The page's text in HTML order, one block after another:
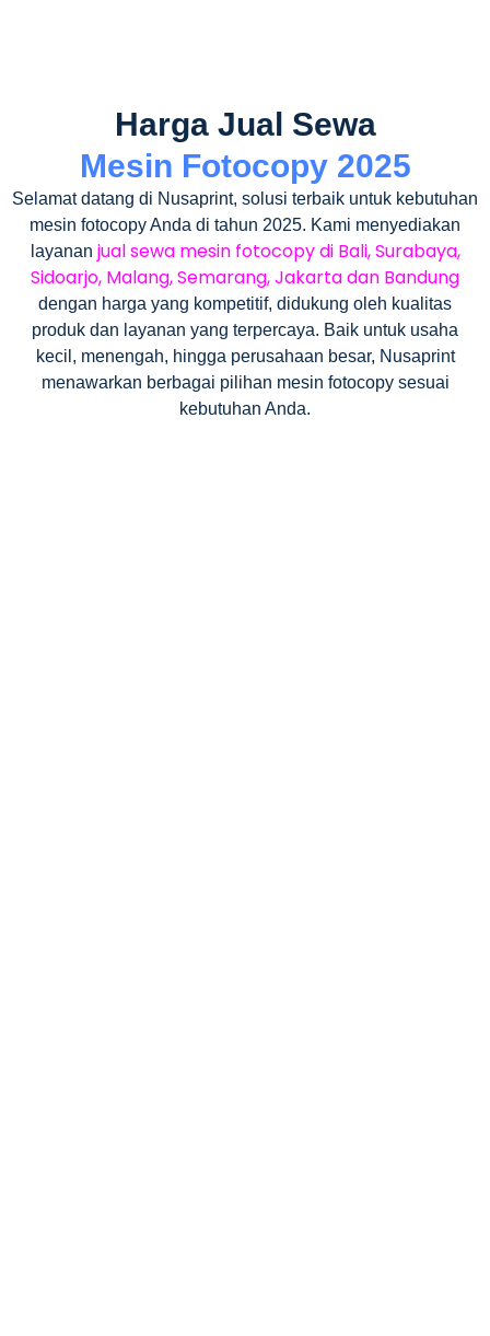
Harga Jual Sewa
Mesin Fotocopy 2025
Selamat datang di Nusaprint, solusi terbaik untuk kebutuhan
mesin fotocopy Anda di tahun 2025. Kami menyediakan
layanan jual sewa mesin fotocopy di Bali, Surabaya,
Sidoarjo, Malang, Semarang, Jakarta dan Bandung
dengan harga yang kompetitif, didukung oleh kualitas
produk dan layanan yang terpercaya. Baik untuk usaha
kecil, menengah, hingga perusahaan besar, Nusaprint
menawarkan berbagai pilihan mesin fotocopy sesuai
kebutuhan Anda.